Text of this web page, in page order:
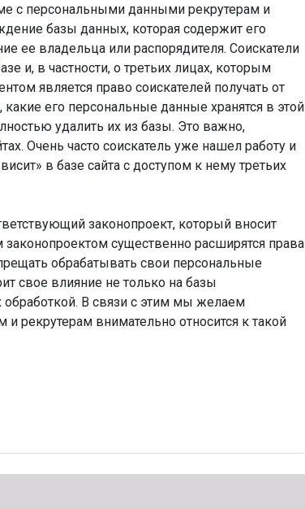
с персональными данными рекрутерам и
базы данных, которая содержит его
ее владельца или распорядителя. Соискатели
и, в частности, о третьих лицах, которым
является право соискателей получать от
его персональные данные хранятся в этой
удалить их из базы. Это важно,
Очень часто соискатель уже нашел работу и
в базе сайта с доступом к нему третьих
законопроект, который вносит
существенно расширятся права
обрабатывать свои персональные
свое влияние не только на базы
обработкой. В связи с этим мы желаем
и рекрутерам внимательно относится к такой